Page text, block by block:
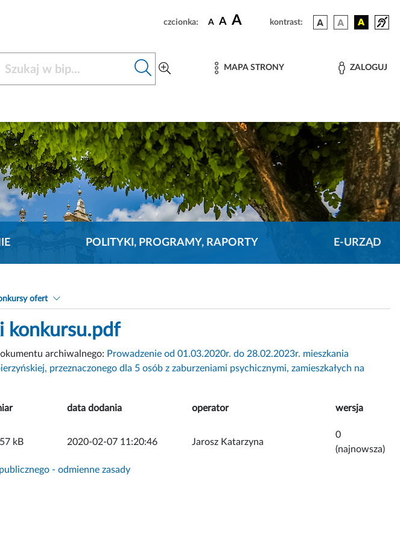
czcionka: A A A kontrast:
MAPA STRONY ZALOGUJ
POLITYKI, PROGRAMY, RAPORTY E-URZĄD
ofert
konkursu.pdf
archiwalnego: Prowadzenie od 01.03.2020r. do 28.02.2023r. mieszkania
przeznaczonego dla 5 osób z zaburzeniami psychicznymi, zamieszkałych na
data dodania operator wersja
kB 2020-02-07 11:20:46 Jarosz Katarzyna
0
(najnowsza)
- odmienne zasady